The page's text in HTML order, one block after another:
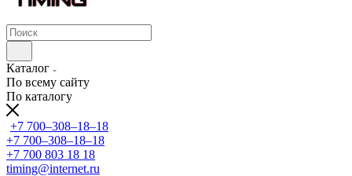
Каталог
По всему сайту
По каталогу
+7 700‒308‒18‒18
+7 700‒308‒18‒18
+7 700 803 18 18
timing@internet.ru